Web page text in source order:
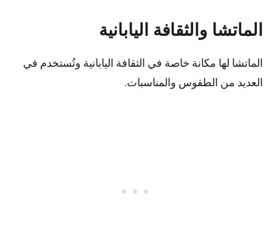
الماتشا والثقافة اليابانية
الماتشا لها مكانة خاصة في الثقافة اليابانية وتُستخدم في
العديد من الطقوس والمناسبات.